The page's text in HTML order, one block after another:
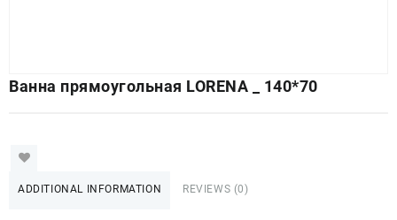
Ванна прямоугольная LORENA _ 140*70
ADDITIONAL INFORMATION REVIEWS (0)